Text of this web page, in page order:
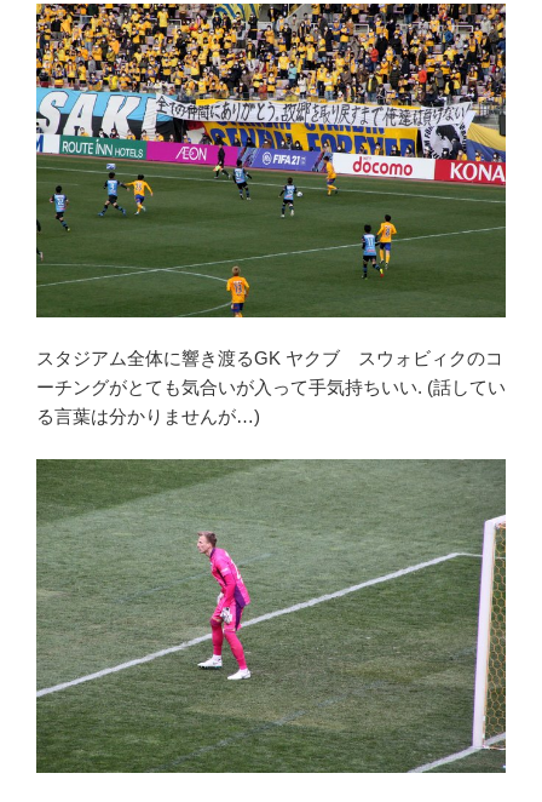
スタジアム全体に響き渡るGK ヤクブ スウォビィクのコ
ーチングがとても気合いが入って手気持ちいい. (話してい
る言葉は分かりませんが…)